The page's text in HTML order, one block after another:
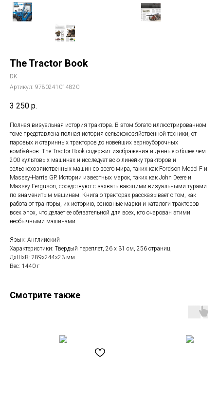
The Tractor Book
DK
Артикул: 9780241014820
3 250 р.
Полная визуальная история трактора. В этом богато иллюстрированном
томе представлена ​​полная история сельскохозяйственной техники, от
паровых и старинных тракторов до новейших зерноуборочных
комбайнов. The Tractor Book содержит изображения и данные о более чем
200 культовых машинах и исследует всю линейку тракторов и
сельскохозяйственных машин со всего мира, таких как Fordson Model F и
Massey-Harris GP. Истории известных марок, таких как John Deere и
Massey Ferguson, соседствуют с захватывающими визуальными турами
по знаменитым машинам. Книга о тракторах рассказывает о том, как
работают тракторы, их историю, основные марки и каталоги тракторов
всех эпох, что делает ее обязательной для всех, кто очарован этими
необычными машинами.
Язык: Английский
Характеристики: Твердый переплет, 26 x 31 см, 256 страниц
ДxШxВ: 289x244x23 мм
Вес: 1440 г
Смотрите также